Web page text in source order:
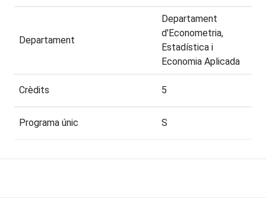
Departament
Departament
d'Econometria,
Estadística i
Economia Aplicada
Crèdits 5
Programa únic S